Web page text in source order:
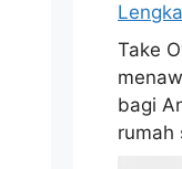
Take
bagi
rumah